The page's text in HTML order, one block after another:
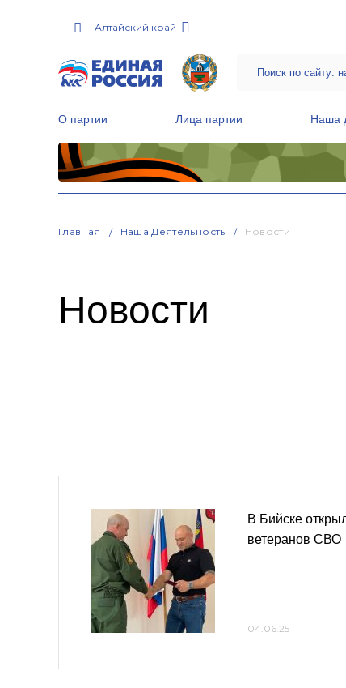
Алтайский край
О партии Лица партии Наша
Главная Наша Деятельность Новости
Новости
В Бийске
ветеранов СВО
04.06.25